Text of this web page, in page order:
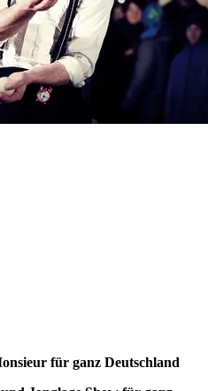
für ganz Deutschland